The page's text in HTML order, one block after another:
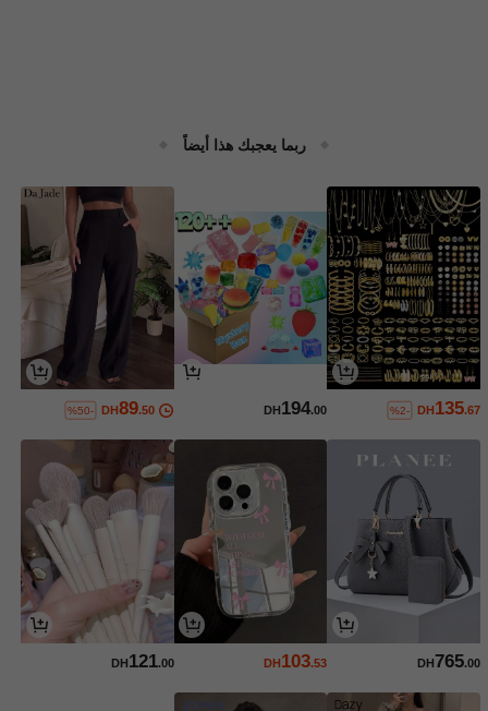
ربما يعجبك هذا أيضاً
DH135.67
%2-
DH194.00
DH89.50
%50-
DH765.00
DH103.53
DH121.00